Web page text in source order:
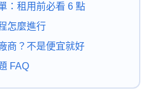
：租用前必看 6 點
怎麼進行
商？不是便宜就好
FAQ